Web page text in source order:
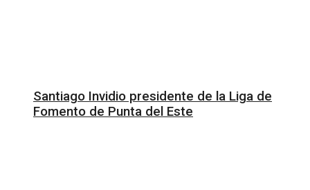
Santiago Invidio presidente de la Liga de
Fomento de Punta del Este